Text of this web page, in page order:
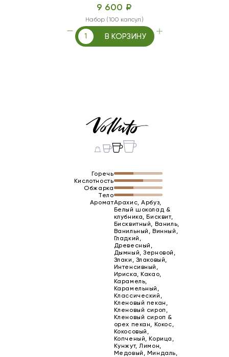
9 600 ₽
Набор (100 капсул)
В КОРЗИНУ
Горечь
Кислотность
Обжарка
Тело
АроматАрахис, Арбуз,
Белый шоколад &
клубника, Бисквит,
Бисквитный, Ваниль,
Ванильный, Винный,
Гладкий,
Древесный,
Дымный, Зерновой,
Злаки, Злаковый,
Интенсивный,
Ириска, Какао,
Карамель,
Карамельный,
Классический,
Кленовый пекан,
Кленовый сироп,
Кленовый сироп &
орех пекан, Кокос,
Кокосовый,
Копченый, Корица,
Кунжут, Лимон,
Медовый, Миндаль,